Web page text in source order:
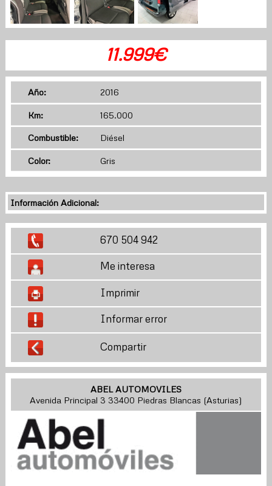
11.999€
Año: 2016
Km: 165.000
Combustible: Diésel
Color: Gris
Información Adicional:
670 504 942
Me interesa
Imprimir
Informar error
Compartir
ABEL AUTOMOVILES
Avenida Principal 3 33400 Piedras Blancas (Asturias)